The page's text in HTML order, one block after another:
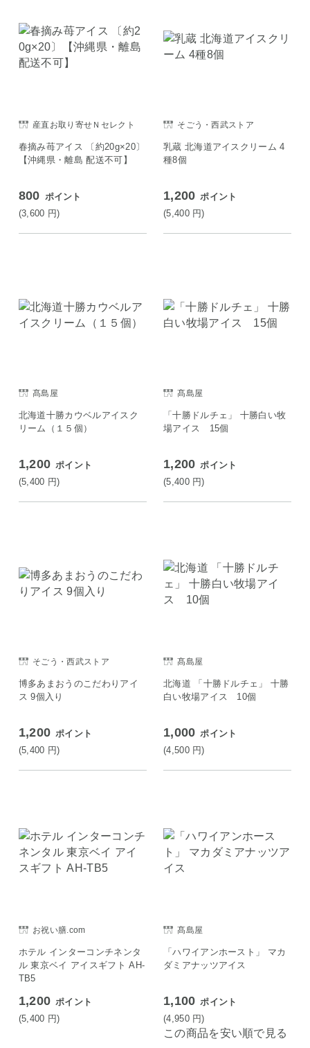
産直お取り寄せＮセレクト
春摘み苺アイス 〔約20g×20〕
【沖縄県・離島 配送不可】
800 ポイント
(3,600 円)
そごう・西武ストア
乳蔵 北海道アイスクリーム 4
種8個
1,200 ポイント
(5,400 円)
髙島屋
北海道十勝カウベルアイスク
リーム（１５個）
1,200 ポイント
(5,400 円)
髙島屋
「十勝ドルチェ」 十勝白い牧
場アイス 15個
1,200 ポイント
(5,400 円)
そごう・西武ストア
博多あまおうのこだわりアイ
ス 9個入り
1,200 ポイント
(5,400 円)
髙島屋
北海道 「十勝ドルチェ」 十勝
白い牧場アイス 10個
1,000 ポイント
(4,500 円)
お祝い膳.com
ホテル インターコンチネンタ
ル 東京ベイ アイスギフト AH-
TB5
1,200 ポイント
(5,400 円)
髙島屋
「ハワイアンホースト」 マカ
ダミアナッツアイス
1,100 ポイント
(4,950 円)
この商品を安い順で見る